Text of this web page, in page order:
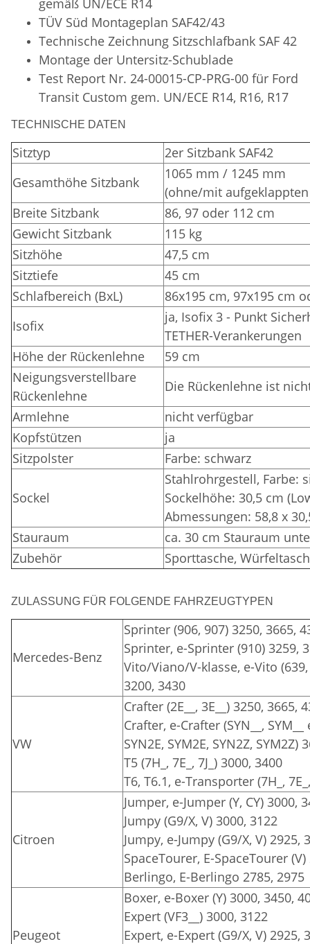
TÜV Süd Montageplan SAF42/43
Technische Zeichnung Sitzschlafbank SAF 42
Montage der Untersitz-Schublade
Test Report Nr. 24-00015-CP-PRG-00 für Ford
Transit Custom gem. UN/ECE R14, R16, R17
TECHNISCHE DATEN
Sitztyp
2er Sitzbank SAF42
Gesamthöhe Sitzbank
1065 mm / 1245 mm
(ohne/mit
Breite Sitzbank
86, 97 oder 112 cm
Gewicht Sitzbank
115 kg
Sitzhöhe
47,5 cm
Sitztiefe
45 cm
Schlafbereich (BxL)
86x195 cm, 97x195 cm
Isofix
ja, Isofix 3 - Punkt
TETHER-Verankerungen
Höhe der Rückenlehne
59 cm
Neigungsverstellbare
Rückenlehne
Die Rückenlehne ist
Armlehne
nicht verfügbar
Kopfstützen
ja
Sitzpolster
Farbe: schwarz
Sockel
Stahlrohrgestell, Farbe:
Sockelhöhe: 30,5 cm
Abmessungen: 58,8 x
Stauraum
ca. 30 cm Stauraum
Zubehör
Sporttasche,
ZULASSUNG FÜR FOLGENDE FAHRZEUGTYPEN
Mercedes-Benz
Sprinter (906, 907) 3250, 3665,
Sprinter, e-Sprinter (910) 3259,
Vito/Viano/V-klasse, e-Vito
3200, 3430
VW
Crafter (2E__, 3E__) 3250, 3665,
Crafter, e-Crafter (SYN__, SYM__
SYN2E, SYM2E, SYN2Z, SYM2Z)
T5 (7H_, 7E_, 7J_) 3000, 3400
T6, T6.1, e-Transporter (7H_,
Citroen
Jumper, e-Jumper (Y, CY) 3000,
Jumpy (G9/X, V) 3000, 3122
Jumpy, e-Jumpy (G9/X, V) 2925,
SpaceTourer, E-SpaceTourer
Berlingo, E-Berlingo 2785, 2975
Peugeot
Boxer, e-Boxer (Y) 3000, 3450,
Expert (VF3__) 3000, 3122
Expert, e-Expert (G9/X, V) 2925,